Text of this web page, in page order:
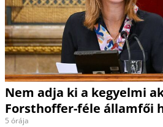
Nem adja ki a kegyelmi
Forsthoffer-féle államfői
5 órája